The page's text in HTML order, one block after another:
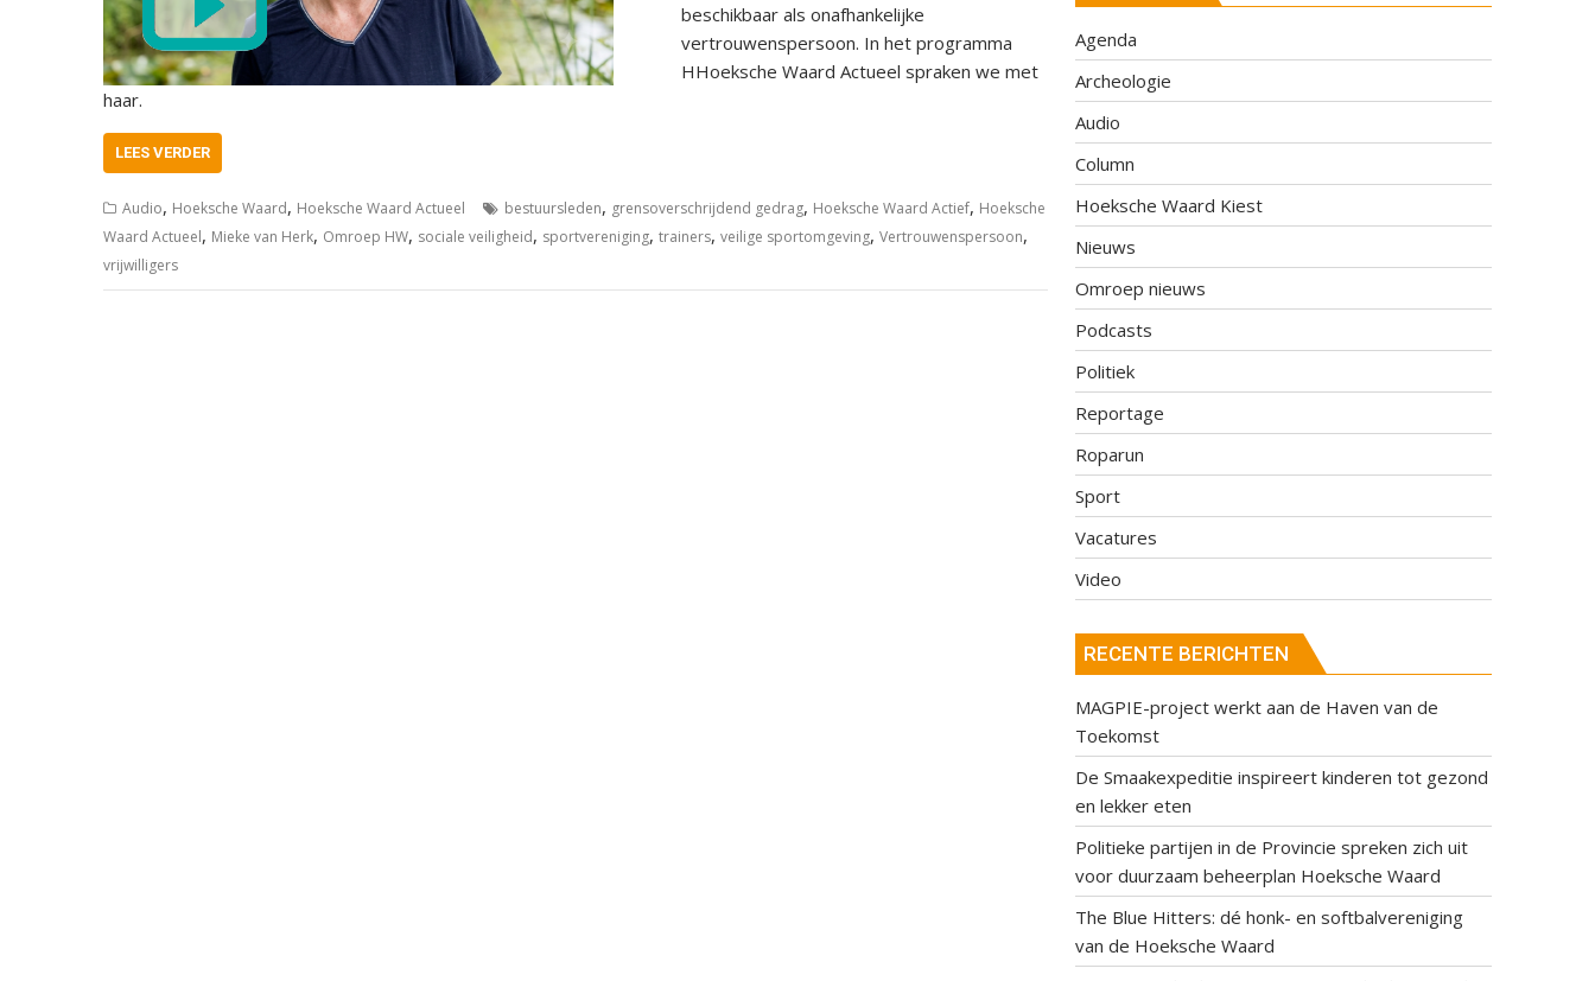
beschikbaar als onafhankelijke
vertrouwenspersoon. In het programma
HHoeksche Waard Actueel spraken we met
haar.
LEES VERDER
Audio, Hoeksche Waard, Hoeksche Waard Actueel bestuursleden, grensoverschrijdend gedrag, Hoeksche Waard Actief, Hoeksche
Waard Actueel, Mieke van Herk, Omroep HW, sociale veiligheid, sportvereniging, trainers, veilige sportomgeving, Vertrouwenspersoon,
vrijwilligers
Agenda
Archeologie
Audio
Column
Hoeksche Waard Kiest
Nieuws
Omroep nieuws
Podcasts
Politiek
Reportage
Roparun
Sport
Vacatures
Video
RECENTE BERICHTEN
MAGPIE-project werkt aan de Haven van de
Toekomst
De Smaakexpeditie inspireert kinderen tot gezond
en lekker eten
Politieke partijen in de Provincie spreken zich uit
voor duurzaam beheerplan Hoeksche Waard
The Blue Hitters: dé honk- en softbalvereniging
van de Hoeksche Waard